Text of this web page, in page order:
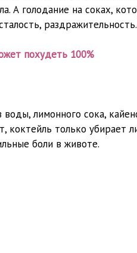
А голодание на соках,
раздражительность.
похудеть 100%
лимонного сока,
коктейль только
боли в животе.